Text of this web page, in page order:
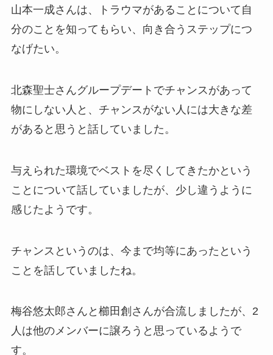
山本一成さんは、トラウマがあることについて自
分のことを知ってもらい、向き合うステップにつ
なげたい。
北森聖士さんグループデートでチャンスがあって
物にしない人と、チャンスがない人には大きな差
があると思うと話していました。
与えられた環境でベストを尽くしてきたかという
ことについて話していましたが、少し違うように
感じたようです。
チャンスというのは、今まで均等にあったという
ことを話していましたね。
梅谷悠太郎さんと櫛田創さんが合流しましたが、2
人は他のメンバーに譲ろうと思っているようで
す。